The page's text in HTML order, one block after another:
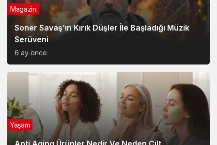
Soner Savaş’ın Kırık Düşler İle Başladığı Müzik
Serüveni
6 ay önce
Magazin
Yaşam